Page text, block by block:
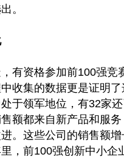
。
有资格参加前100强竞
收集的数据更是证明
于领军地位，有32家
额都来自新产品和服
。这些公司的销售额
，前100强创新中小企